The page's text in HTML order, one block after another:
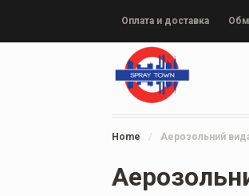
Оплата и доставка
Home / Аерозольний